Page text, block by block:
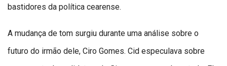
bastidores da política cearense.
A mudança de tom surgiu durante uma análise sobre o
futuro do irmão dele, Ciro Gomes. Cid especulava sobre